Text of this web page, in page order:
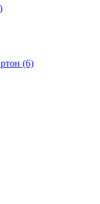
(6)